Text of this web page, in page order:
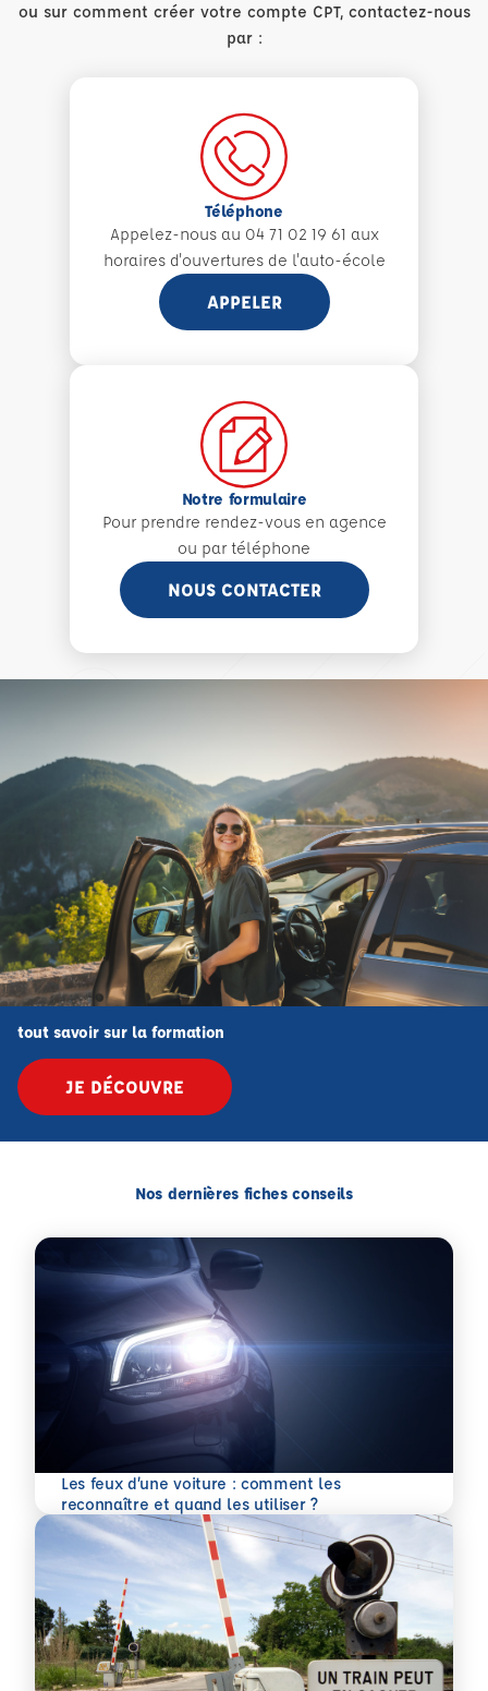
ou sur comment créer votre compte CPT, contactez-nous
par :
Téléphone
Appelez-nous au 04 71 02 19 61 aux
horaires d'ouvertures de l'auto-école
APPELER
Notre formulaire
Pour prendre rendez-vous en agence
ou par téléphone
NOUS CONTACTER
tout savoir sur la formation
JE DÉCOUVRE
Nos dernières fiches conseils
Les feux d’une voiture : comment les
reconnaître et quand les utiliser ?
En savoir plus